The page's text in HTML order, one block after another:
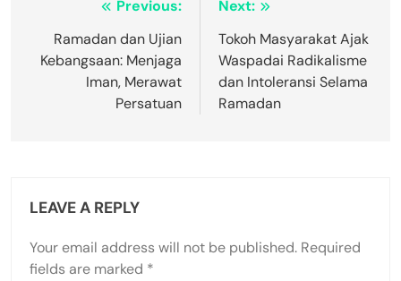
navigation
Previous:
Ramadan dan Ujian
Kebangsaan: Menjaga
Iman, Merawat
Persatuan
Next:
Tokoh Masyarakat Ajak
Waspadai Radikalisme
dan Intoleransi Selama
Ramadan
LEAVE A REPLY
Your email address will not be published. Required
fields are marked *